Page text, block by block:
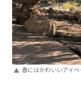
春にはかわいいアイ